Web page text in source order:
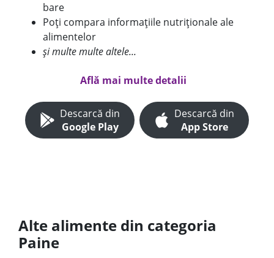
bare
Poți compara informațiile nutriționale ale
alimentelor
și multe multe altele...
Află mai multe detalii
Descarcă din
Google Play
Descarcă din
App Store
Alte alimente din categoria
Paine